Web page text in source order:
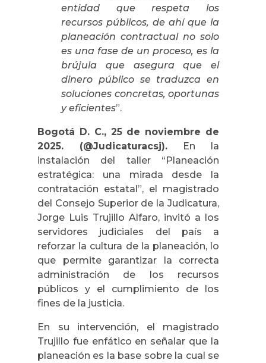
entidad que respeta los
recursos públicos, de ahí que la
planeación contractual no solo
es una fase de un proceso, es la
brújula que asegura que el
dinero público se traduzca en
soluciones concretas, oportunas
y eficientes”.
Bogotá D. C., 25 de noviembre de
2025. (@Judicaturacsj). En la
instalación del taller “Planeación
estratégica: una mirada desde la
contratación estatal”, el magistrado
del Consejo Superior de la Judicatura,
Jorge Luis Trujillo Alfaro, invitó a los
servidores judiciales del país a
reforzar la cultura de la planeación, lo
que permite garantizar la correcta
administración de los recursos
públicos y el cumplimiento de los
fines de la justicia.
En su intervención, el magistrado
Trujillo fue enfático en señalar que la
planeación es la base sobre la cual se